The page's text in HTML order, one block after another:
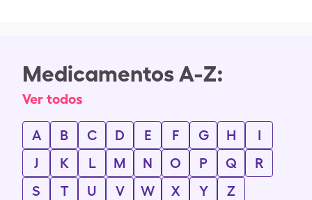
Medicamentos A-Z:
Ver todos
A B C D E F G H
I
J
K L M N O P Q
R
S
T U V W X Y Z